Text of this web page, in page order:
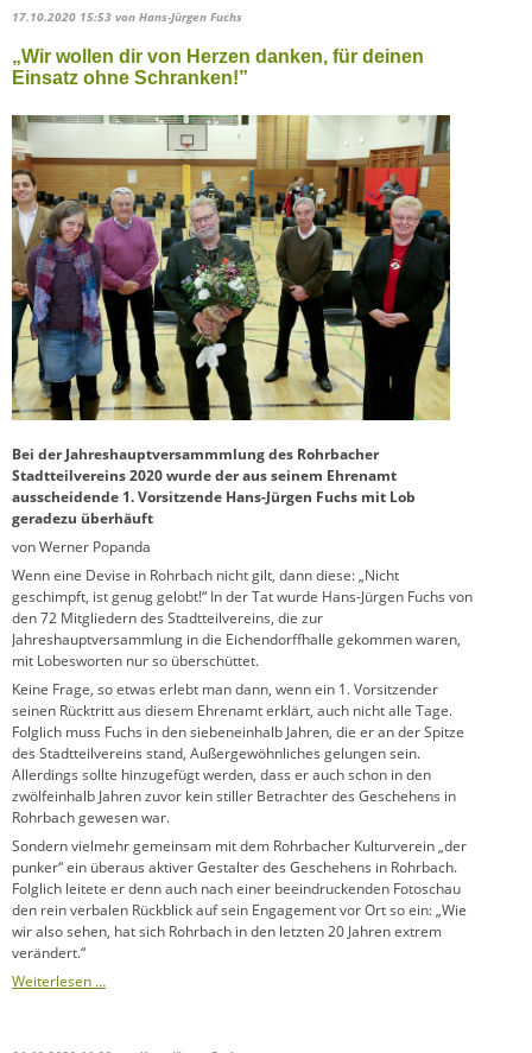
17.10.2020 15:53 von Hans-Jürgen Fuchs
„Wir wollen dir von Herzen danken, für deinen
Einsatz ohne Schranken!”
Bei der Jahreshauptversammmlung des Rohrbacher
Stadtteilvereins 2020 wurde der aus seinem Ehrenamt
ausscheidende 1. Vorsitzende Hans-Jürgen Fuchs mit Lob
geradezu überhäuft
von Werner Popanda
Wenn eine Devise in Rohrbach nicht gilt, dann diese: „Nicht
geschimpft, ist genug gelobt!“ In der Tat wurde Hans-Jürgen Fuchs von
den 72 Mitgliedern des Stadtteilvereins, die zur
Jahreshauptversammlung in die Eichendorffhalle gekommen waren,
mit Lobesworten nur so überschüttet.
Keine Frage, so etwas erlebt man dann, wenn ein 1. Vorsitzender
seinen Rücktritt aus diesem Ehrenamt erklärt, auch nicht alle Tage.
Folglich muss Fuchs in den siebeneinhalb Jahren, die er an der Spitze
des Stadtteilvereins stand, Außergewöhnliches gelungen sein.
Allerdings sollte hinzugefügt werden, dass er auch schon in den
zwölfeinhalb Jahren zuvor kein stiller Betrachter des Geschehens in
Rohrbach gewesen war.
Sondern vielmehr gemeinsam mit dem Rohrbacher Kulturverein „der
punker“ ein überaus aktiver Gestalter des Geschehens in Rohrbach.
Folglich leitete er denn auch nach einer beeindruckenden Fotoschau
den rein verbalen Rückblick auf sein Engagement vor Ort so ein: „Wie
wir also sehen, hat sich Rohrbach in den letzten 20 Jahren extrem
verändert.“
Weiterlesen …